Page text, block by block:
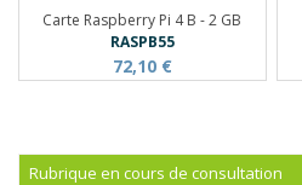
Carte Raspberry Pi 4 B - 2 GB
RASPB55
72,10 €
Rubrique en cours de consultation